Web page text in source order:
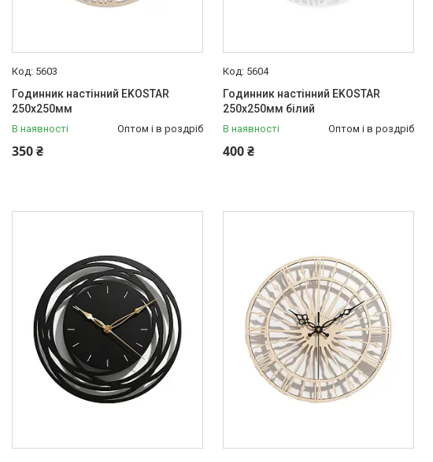
5603
Годинник настінний EKOSTAR
250х250мм
В наявності Оптом і в роздріб
350 ₴
5604
Годинник настінний EKOSTAR
250х250мм білий
В наявності Оптом і в роздріб
400 ₴